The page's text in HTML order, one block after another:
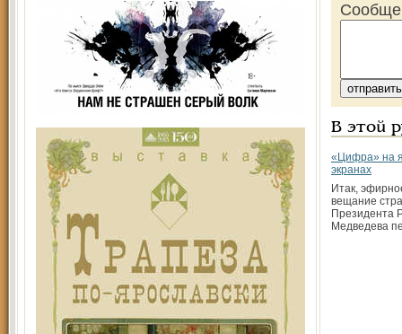
В этой
«Цифра» на
экранах
Итак,
вещание
Президента
Медведева